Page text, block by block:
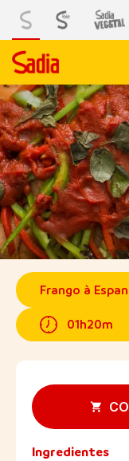
Frango à
01h20m
Ingredientes